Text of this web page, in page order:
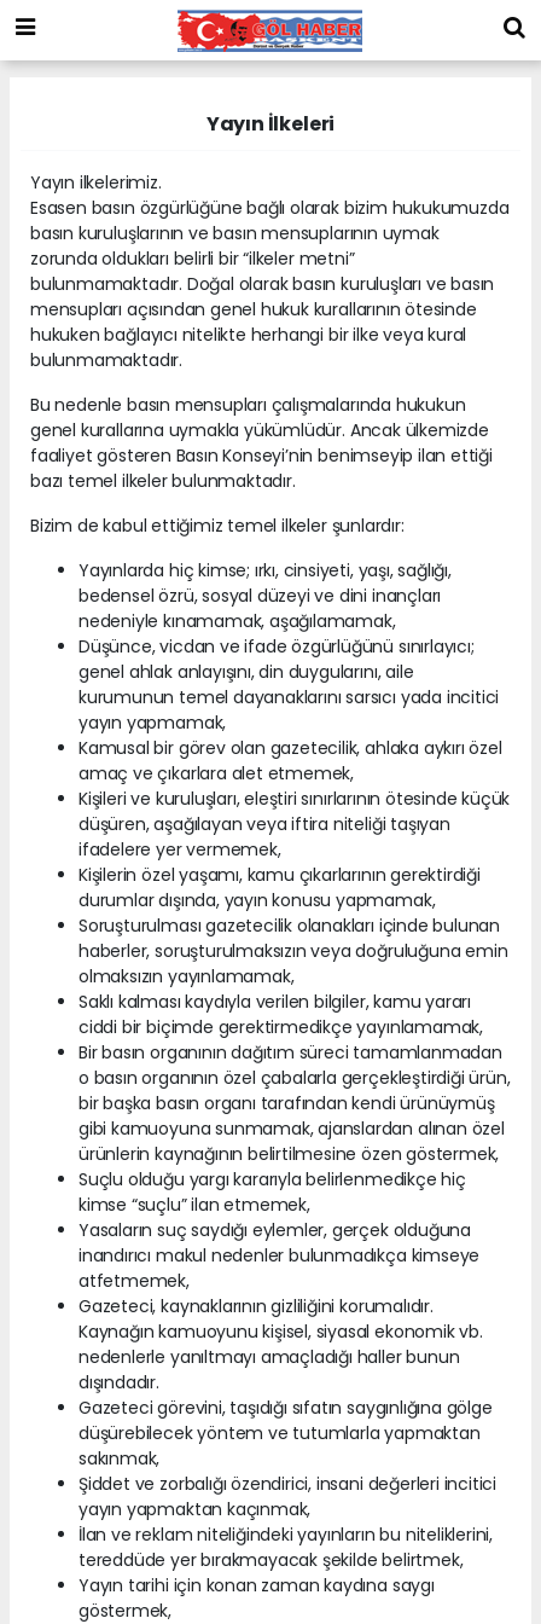
Yayın İlkeleri
Yayın ilkelerimiz.
Esasen basın özgürlüğüne bağlı olarak bizim hukukumuzda
basın kuruluşlarının ve basın mensuplarının uymak
zorunda oldukları belirli bir “ilkeler metni”
bulunmamaktadır. Doğal olarak basın kuruluşları ve basın
mensupları açısından genel hukuk kurallarının ötesinde
hukuken bağlayıcı nitelikte herhangi bir ilke veya kural
bulunmamaktadır.
Bu nedenle basın mensupları çalışmalarında hukukun
genel kurallarına uymakla yükümlüdür. Ancak ülkemizde
faaliyet gösteren Basın Konseyi’nin benimseyip ilan ettiği
bazı temel ilkeler bulunmaktadır.
Bizim de kabul ettiğimiz temel ilkeler şunlardır:
Yayınlarda hiç kimse; ırkı, cinsiyeti, yaşı, sağlığı,
bedensel özrü, sosyal düzeyi ve dini inançları
nedeniyle kınamamak, aşağılamamak,
Düşünce, vicdan ve ifade özgürlüğünü sınırlayıcı;
genel ahlak anlayışını, din duygularını, aile
kurumunun temel dayanaklarını sarsıcı yada incitici
yayın yapmamak,
Kamusal bir görev olan gazetecilik, ahlaka aykırı özel
amaç ve çıkarlara alet etmemek,
Kişileri ve kuruluşları, eleştiri sınırlarının ötesinde küçük
düşüren, aşağılayan veya iftira niteliği taşıyan
ifadelere yer vermemek,
Kişilerin özel yaşamı, kamu çıkarlarının gerektirdiği
durumlar dışında, yayın konusu yapmamak,
Soruşturulması gazetecilik olanakları içinde bulunan
haberler, soruşturulmaksızın veya doğruluğuna emin
olmaksızın yayınlamamak,
Saklı kalması kaydıyla verilen bilgiler, kamu yararı
ciddi bir biçimde gerektirmedikçe yayınlamamak,
Bir basın organının dağıtım süreci tamamlanmadan
o basın organının özel çabalarla gerçekleştirdiği ürün,
bir başka basın organı tarafından kendi ürünüymüş
gibi kamuoyuna sunmamak, ajanslardan alınan özel
ürünlerin kaynağının belirtilmesine özen göstermek,
Suçlu olduğu yargı kararıyla belirlenmedikçe hiç
kimse “suçlu” ilan etmemek,
Yasaların suç saydığı eylemler, gerçek olduğuna
inandırıcı makul nedenler bulunmadıkça kimseye
atfetmemek,
Gazeteci, kaynaklarının gizliliğini korumalıdır.
Kaynağın kamuoyunu kişisel, siyasal ekonomik vb.
nedenlerle yanıltmayı amaçladığı haller bunun
dışındadır.
Gazeteci görevini, taşıdığı sıfatın saygınlığına gölge
düşürebilecek yöntem ve tutumlarla yapmaktan
sakınmak,
Şiddet ve zorbalığı özendirici, insani değerleri incitici
yayın yapmaktan kaçınmak,
İlan ve reklam niteliğindeki yayınların bu niteliklerini,
tereddüde yer bırakmayacak şekilde belirtmek,
Yayın tarihi için konan zaman kaydına saygı
göstermek,